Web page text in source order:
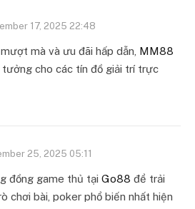
17, 2025 22:48
mà và ưu đãi hấp dẫn, MM88
tưởng cho các tín đồ giải trí trực
25, 2025 05:11
đồng game thủ tại Go88 để trải
chơi bài, poker phổ biến nhất hiện